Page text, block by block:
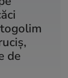
de